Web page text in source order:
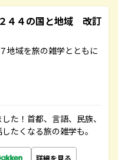
４４の国と地域 改訂
地域を旅の雑学とともに
た！首都、言語、民族、
たくなる旅の雑学も。
詳細を見る